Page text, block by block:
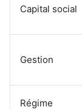
Capital social
Gestion
Régime